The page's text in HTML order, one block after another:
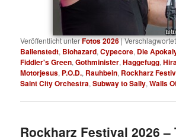
Veröffentlicht unterFotos 2026|
Ballenstedt, Biohazard,Cypecore, Die
Fiddler's Green,Gothminister,Haggefugg,
Motorjesus, P.O.D., Rauhbein, Rockharz
Saint City Orchestra,Subway to Sally,Walls
Rockharz Festival 2026 –